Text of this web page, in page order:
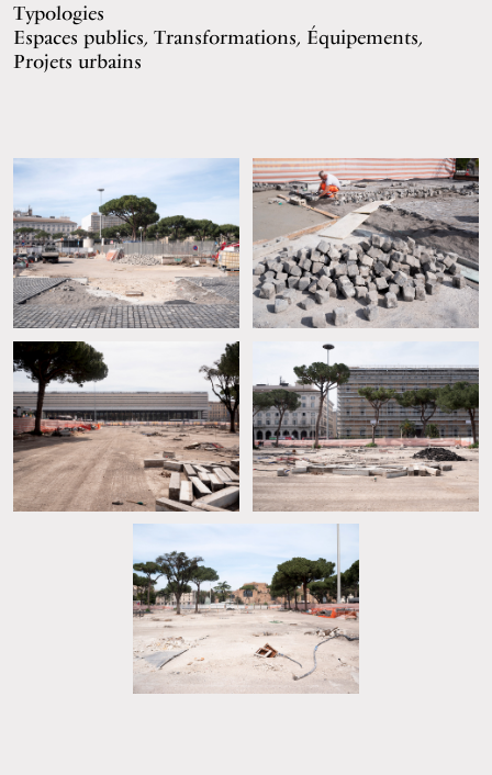
Typologies
Espaces publics, Transformations, Équipements,
Projets urbains